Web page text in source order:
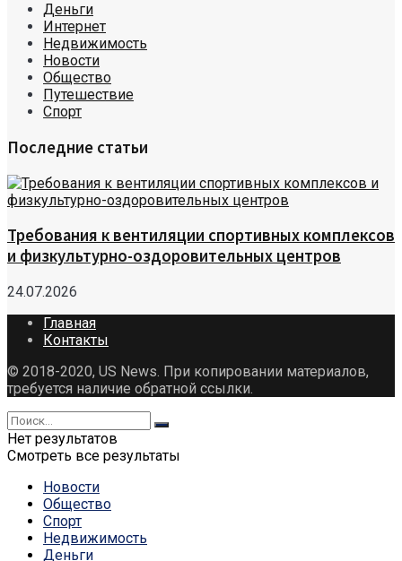
Деньги
Интернет
Недвижимость
Новости
Общество
Путешествие
Спорт
Последние статьи
Требования к вентиляции спортивных комплексов
и физкультурно-оздоровительных центров
24.07.2026
Главная
Контакты
© 2018-2020, US News. При копировании материалов,
требуется наличие обратной ссылки.
Нет результатов
Смотреть все результаты
Новости
Общество
Спорт
Недвижимость
Деньги